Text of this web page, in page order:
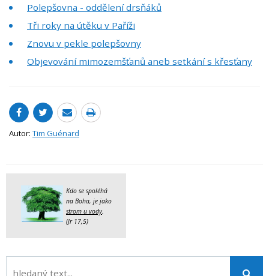
Polepšovna - oddělení drsňáků
Tři roky na útěku v Paříži
Znovu v pekle polepšovny
Objevování mimozemšťanů aneb setkání s křesťany
Autor: Tim Guénard
Kdo se spoléhá
na Boha, je jako
strom u vody.
(Jr 17,5)